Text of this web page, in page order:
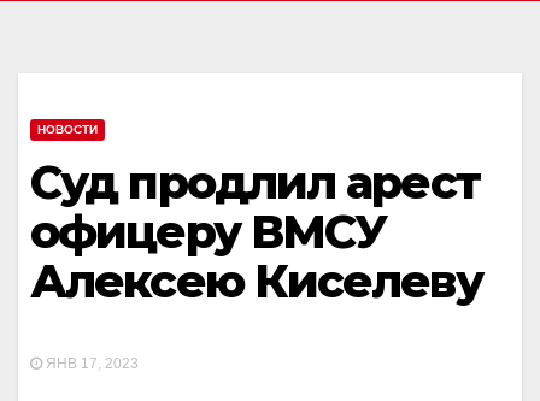
НОВОСТИ
Суд продлил арест
офицеру ВМСУ
Алексею Киселеву
ЯНВ 17, 2023